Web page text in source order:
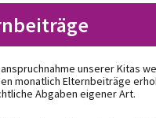
unserer Kitas
monatlich Elternbeiträge
Abgaben eigener Art.